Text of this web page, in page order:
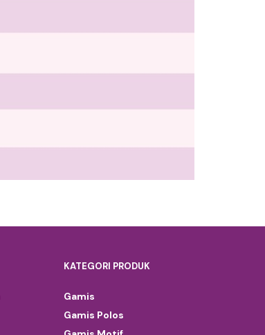
KATEGORI PRODUK
Gamis
Gamis Polos